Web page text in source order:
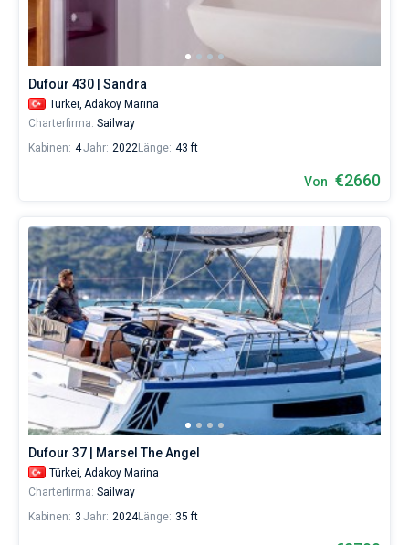
Dufour 430 | Sandra
Türkei, Adakoy Marina
Charterfirma: Sailway
Kabinen: 4Jahr: 2022Länge: 43 ft
Von €2660
Dufour 37 | Marsel The Angel
Türkei, Adakoy Marina
Charterfirma: Sailway
Kabinen: 3 Jahr: 2024Länge: 35 ft